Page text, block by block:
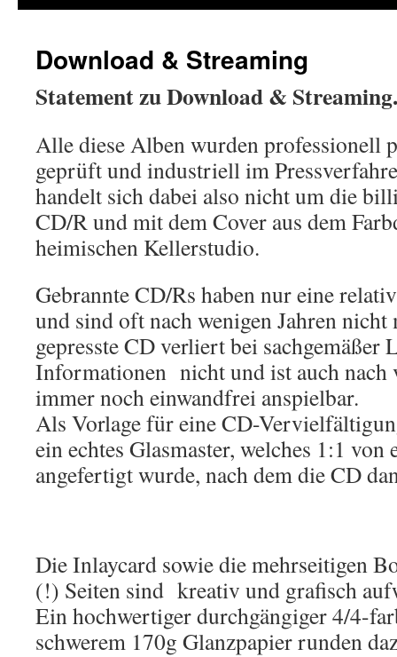
Download & Streaming
Statement zu Download & Streaming.
Alle diese Alben wurden professionell
geprüft und industriell im
handelt sich dabei also nicht um die
CD/R und mit dem Cover aus dem
heimischen Kellerstudio.
Gebrannte CD/Rs haben nur eine
und sind oft nach wenigen Jahren nicht
gepresste CD verliert bei sachgemäßer
Informationen nicht und ist auch nach
immer noch einwandfrei anspielbar.
Als Vorlage für eine CD-
ein echtes Glasmaster, welches 1:1 von
angefertigt wurde, nach dem die CD
Die Inlaycard sowie die mehrseitigen
(!) Seiten sind kreativ und grafisch
Ein hochwertiger durchgängiger 4/4-
schwerem 170g Glanzpapier runden